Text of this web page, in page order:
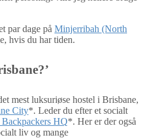
par dage på Minjerribah (North
hvis du har tiden.
mest luksuriøse hostel i Brisbane,
City*. Leder du efter et socialt
HQ*. Her er der også
liv og mange